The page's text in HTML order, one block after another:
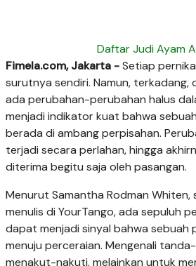
Daftar Judi Ayam
Fimela.com, Jakarta -Setiap
surutnya sendiri. Namun, terkadang,
ada perubahan-perubahan halus
menjadi indikator kuat bahwa
berada di ambang perpisahan.
terjadi secara perlahan, hingga
diterima begitu saja oleh pasangan.
Menurut Samantha Rodman Whiten,
menulis di YourTango, ada sepuluh
dapat menjadi sinyal bahwa sebuah
menuju perceraian. Mengenali
menakut-nakuti, melainkan untuk